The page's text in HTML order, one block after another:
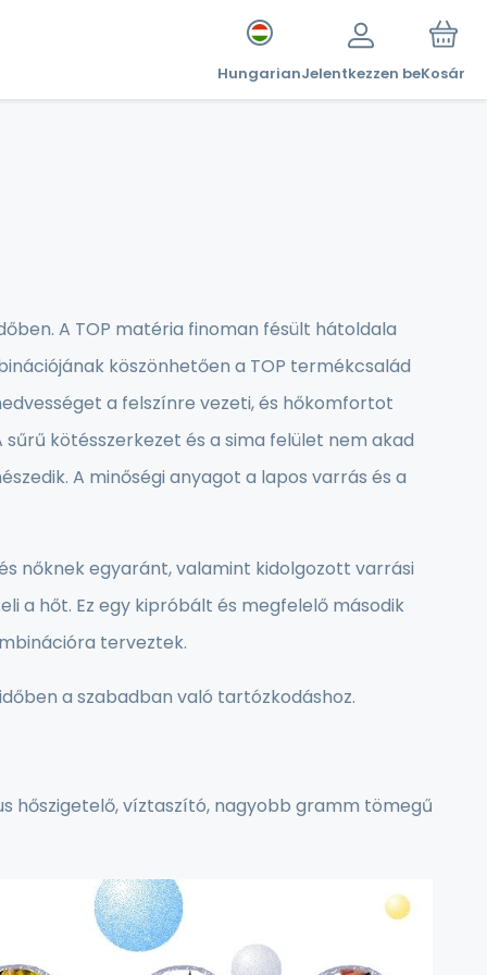
HungarianJelentkezzen beKosár
A TOP matéria finoman fésült hátoldala
köszönhetően a TOP termékcsalád
a felszínre vezeti, és hőkomfortot
kötésszerkezet és a sima felület nem akad
A minőségi anyagot a lapos varrás és a
nőknek egyaránt, valamint kidolgozott varrási
a hőt. Ez egy kipróbált és megfelelő második
terveztek.
a szabadban való tartózkodáshoz.
hőszigetelő, víztaszító, nagyobb gramm tömegű